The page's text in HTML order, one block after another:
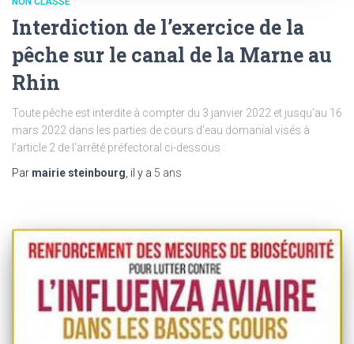
Interdiction de l’exercice de la
pêche sur le canal de la Marne au
Rhin
Toute pêche est interdite à compter du 3 janvier 2022 et jusqu’au 16
mars 2022 dans les parties de cours d’eau domanial visés à
l’article 2 de l’arrêté préfectoral ci-dessous :
Par mairie steinbourg , il y a 5 ans